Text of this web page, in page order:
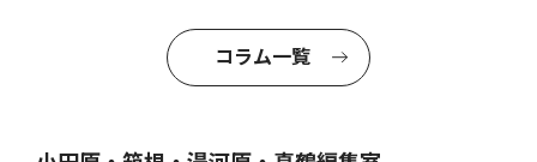
コラム一覧